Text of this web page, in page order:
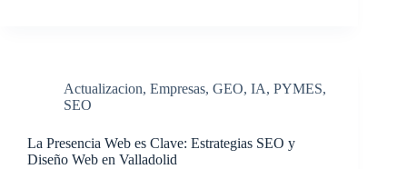
Actualizacion, Empresas, GEO, IA, PYMES,
SEO
La Presencia Web es Clave: Estrategias SEO y
Diseño Web en Valladolid